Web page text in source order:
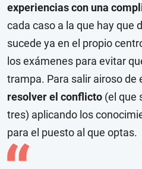
experiencias con una
cada caso a la que hay que
sucede ya en el propio
los exámenes para evitar
trampa. Para salir airoso
resolver el conflicto (el que
tres) aplicando los
para el puesto al que optas.